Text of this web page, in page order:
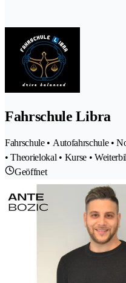
Fahrschule Libra
Fahrschule • Autofahrschule •
• Theorielokal • Kurse •
Geöffnet